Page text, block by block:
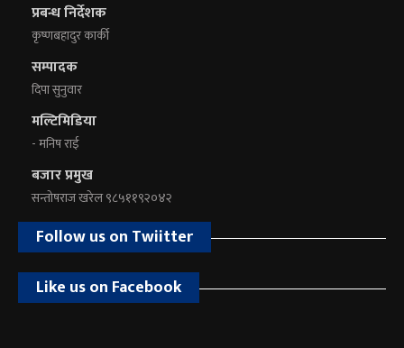
प्रबन्ध निर्देशक
कृष्णबहादुर कार्की
सम्पादक
दिपा सुनुवार
मल्टिमिडिया
- मनिष राई
बजार प्रमुख
सन्तोषराज खरेल ९८५११९२०४२
Follow us on Twiitter
Like us on Facebook